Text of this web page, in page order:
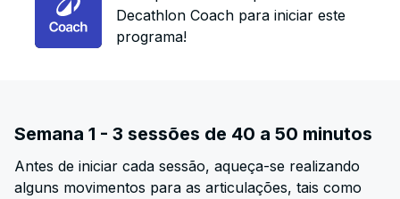
Decathlon Coach para iniciar este
programa!
Semana 1 - 3 sessões de 40 a 50 minutos
Antes de iniciar cada sessão, aqueça-se realizando
alguns movimentos para as articulações, tais como